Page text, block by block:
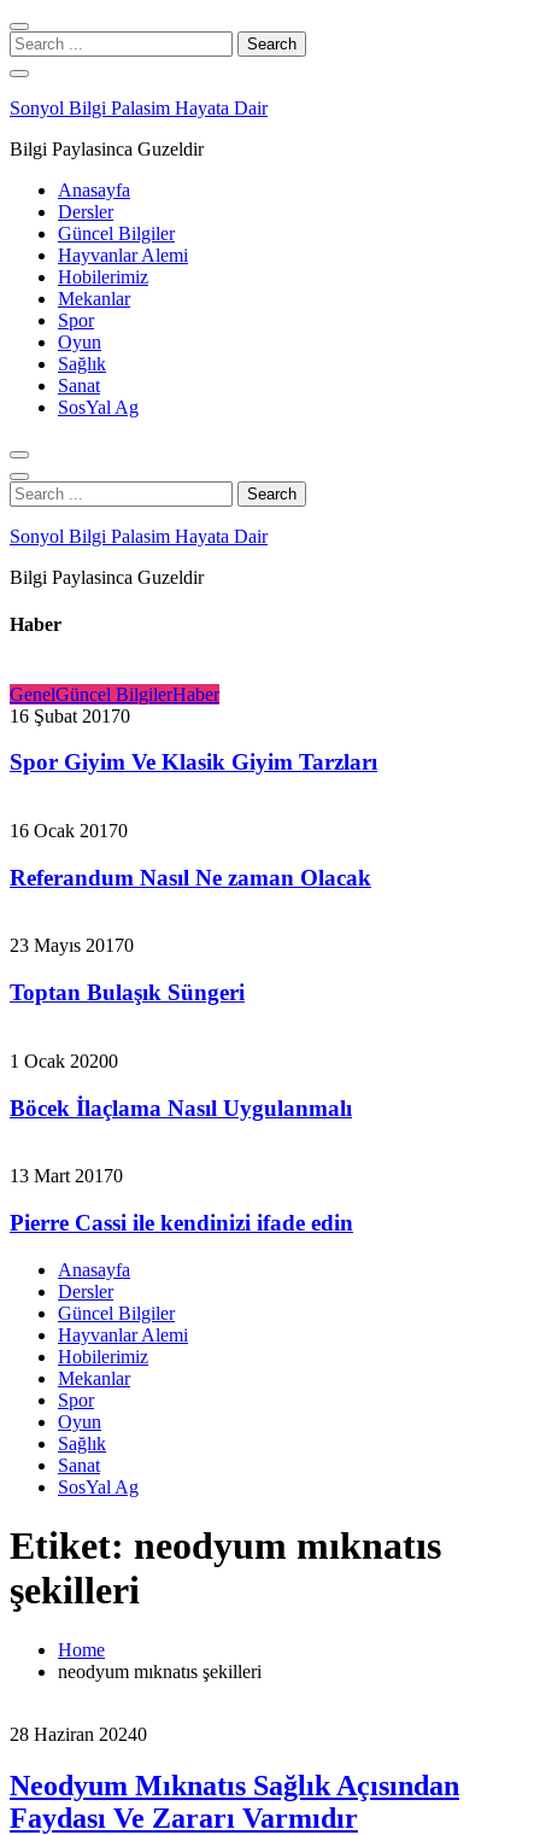
Skip
to
navigation
Skip
to
content
Search
for:
Sonyol Bilgi Palasim Hayata Dair
Bilgi Paylasinca Guzeldir
Anasayfa
Dersler
Güncel Bilgiler
Hayvanlar Alemi
Hobilerimiz
Mekanlar
Spor
Oyun
Sağlık
Sanat
SosYal Ag
Search
for:
Sonyol Bilgi Palasim Hayata Dair
Bilgi Paylasinca Guzeldir
Haber
GenelGüncel BilgilerHaber
16 Şubat 20170
Spor Giyim Ve Klasik Giyim Tarzları
16 Ocak 20170
Referandum Nasıl Ne zaman Olacak
23 Mayıs 20170
Toptan Bulaşık Süngeri
1 Ocak 20200
Böcek İlaçlama Nasıl Uygulanmalı
13 Mart 20170
Pierre Cassi ile kendinizi ifade edin
Anasayfa
Dersler
Güncel Bilgiler
Hayvanlar Alemi
Hobilerimiz
Mekanlar
Spor
Oyun
Sağlık
Sanat
SosYal Ag
Etiket: neodyum mıknatıs
şekilleri
Home
neodyum mıknatıs şekilleri
28 Haziran 20240
Neodyum Mıknatıs Sağlık Açısından
Faydası Ve Zararı Varmıdır